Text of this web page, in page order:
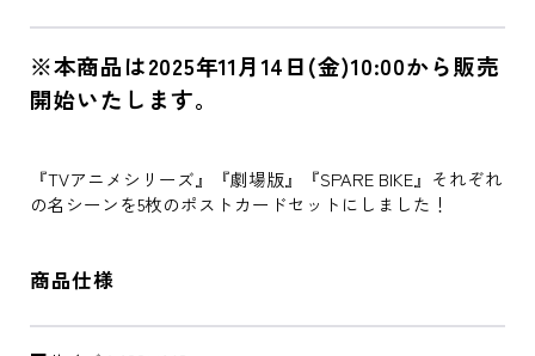
※本商品は2025年11月14日(金)10:00から販売
開始いたします。
『TVアニメシリーズ』『劇場版』『SPARE BIKE』それぞれ
の名シーンを5枚のポストカードセットにしました！
商品仕様